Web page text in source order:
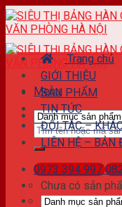
Skip
to
content
Menu
Tìm
kiếm:
0973 394 997
Trang chủ
GIỚI THIỆU
SẢN PHẨM
TIN TỨC
ĐỐI TÁC –
LIÊN HỆ – BẢN
Chưa có sản